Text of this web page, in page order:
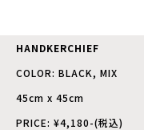
HANDKERCHIEF
COLOR: BLACK, MIX
45cm x 45cm
PRICE: ¥4,180-(税込)